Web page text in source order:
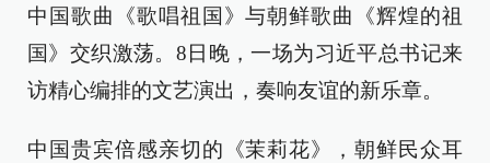
中国歌曲《歌唱祖国》与朝鲜歌曲《辉煌的祖
国》交织激荡。8日晚，一场为习近平总书记来
访精心编排的文艺演出，奏响友谊的新乐章。
中国贵宾倍感亲切的《茉莉花》，朝鲜民众耳